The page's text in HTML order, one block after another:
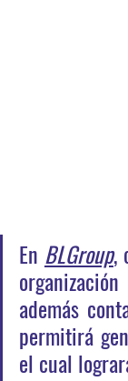
En BLGroup,
además
permitirá
el cual